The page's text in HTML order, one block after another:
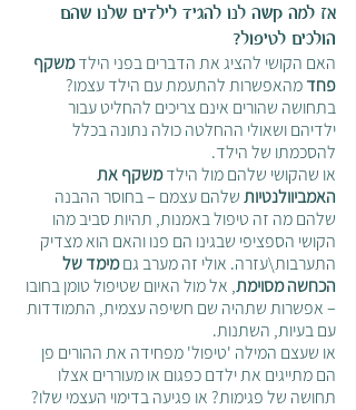
אז למה קשה לנו להגיד לילדים שלנו שהם
הולכים לטיפול?
האם הקושי להציג את הדברים בפני הילד משקף
פחד מהאפשרות להתעמת עם הילד עצמו?
בתחושה שהורים אינם צריכים להחליט עבור
ילדיהם ושאולי ההחלטה כולה נתונה בכלל
להסכמתו של הילד.
או שהקושי שלהם מול הילד משקף את
האמביוולנטיות שלהם עצמם – בחוסר ההבנה
שלהם מה זה טיפול באמנות, תהיות סביב מהו
הקושי הספציפי שבגינו הם פנו והאם הוא מצדיק
התערבות\עזרה. אולי זה מערב גם מימד של
הכחשה מסוימת, אל מול האיום שטיפול טומן בחובו
– אפשרות שתהיה שם חשיפה עצמית, התמודדות
עם בעיות, השתנות.
או שעצם המילה 'טיפול' מפחידה את ההורים פן
הם מתייגים את ילדם כפגום או מעוררים אצלו
תחושה של פגימות? או פגיעה בדימוי העצמי שלו?